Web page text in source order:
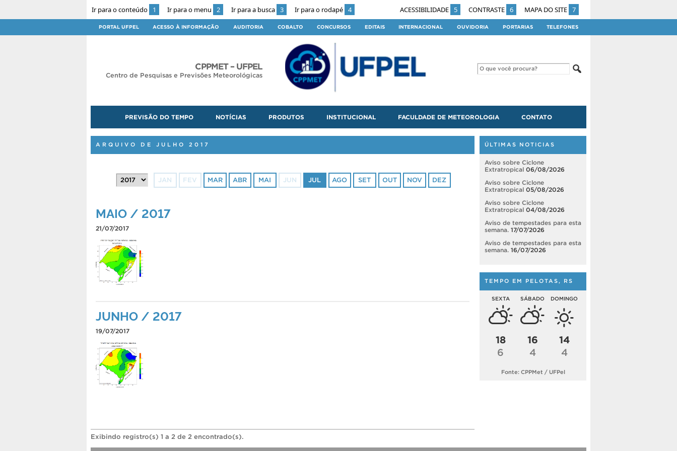
Ir para o conteúdo 1 Ir para o menu 2 Ir para a busca 3 Ir para o rodapé 4 ACESSIBILIDADE 5 CONTRASTE 6 MAPA DO SITE 7
PORTAL UFPEL ACESSO À INFORMAÇÃO AUDITORIA COBALTO CONCURSOS EDITAIS INTERNACIONAL OUVIDORIA PORTARIAS TELEFONES
CPPMET – UFPEL
Centro de Pesquisas e Previsões Meteorológicas
PREVISÃO DO TEMPO NOTÍCIAS PRODUTOS INSTITUCIONAL FACULDADE DE METEOROLOGIA CONTATO
ARQUIVO DE JULHO 2017
JAN FEV MAR ABR MAI JUN JUL AGO SET OUT NOV DEZ
MAIO / 2017
21/07/2017
JUNHO / 2017
19/07/2017
Exibindo registro(s) 1 a 2 de 2 encontrado(s).
ÚLTIMAS NOTICIAS
Aviso sobre Ciclone
Extratropical 06/08/2026
Aviso sobre Ciclone
Extratropical 05/08/2026
Aviso sobre Ciclone
Extratropical 04/08/2026
Aviso de tempestades para esta
semana. 17/07/2026
Aviso de tempestades para esta
semana. 16/07/2026
TEMPO EM PELOTAS, RS
SEXTA
18
6
SÁBADO
16
4
DOMINGO
14
4
Fonte: CPPMet / UFPel